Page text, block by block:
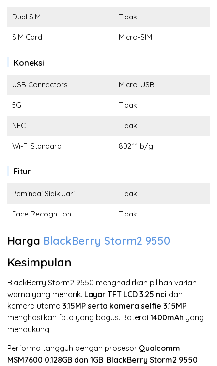
Dual SIM Tidak
SIM Card Micro-SIM
Koneksi
USB Connectors Micro-USB
5G Tidak
NFC Tidak
Wi-Fi Standard 802.11 b/g
Fitur
Pemindai Sidik Jari Tidak
Face Recognition Tidak
Harga BlackBerry Storm2 9550
Kesimpulan
BlackBerry Storm2 9550 menghadirkan pilihan varian
warna yang menarik. Layar TFT LCD 3.25inci dan
kamera utama 3.15MP serta kamera selfie 3.15MP
menghasilkan foto yang bagus. Baterai 1400mAh yang
mendukung .
Performa tangguh dengan prosesor Qualcomm
MSM7600 0.128GB dan 1GB. BlackBerry Storm2 9550